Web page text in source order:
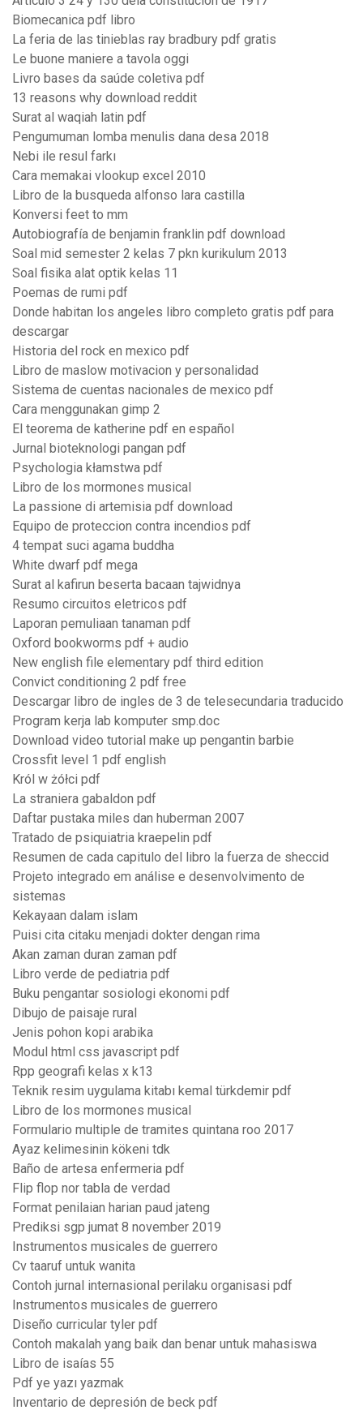
Biomecanica pdf libro
La feria de las tinieblas ray bradbury pdf gratis
Le buone maniere a tavola oggi
Livro bases da saúde coletiva pdf
13 reasons why download reddit
Surat al waqiah latin pdf
Pengumuman lomba menulis dana desa 2018
Nebi ile resul farkı
Cara memakai vlookup excel 2010
Libro de la busqueda alfonso lara castilla
Konversi feet to mm
Autobiografía de benjamin franklin pdf download
Soal mid semester 2 kelas 7 pkn kurikulum 2013
Soal fisika alat optik kelas 11
Poemas de rumi pdf
Donde habitan los angeles libro completo gratis pdf para
descargar
Historia del rock en mexico pdf
Libro de maslow motivacion y personalidad
Sistema de cuentas nacionales de mexico pdf
Cara menggunakan gimp 2
El teorema de katherine pdf en español
Jurnal bioteknologi pangan pdf
Psychologia kłamstwa pdf
Libro de los mormones musical
La passione di artemisia pdf download
Equipo de proteccion contra incendios pdf
4 tempat suci agama buddha
White dwarf pdf mega
Surat al kafirun beserta bacaan tajwidnya
Resumo circuitos eletricos pdf
Laporan pemuliaan tanaman pdf
Oxford bookworms pdf + audio
New english file elementary pdf third edition
Convict conditioning 2 pdf free
Descargar libro de ingles de 3 de telesecundaria traducido
Program kerja lab komputer smp.doc
Download video tutorial make up pengantin barbie
Crossfit level 1 pdf english
Król w żółci pdf
La straniera gabaldon pdf
Daftar pustaka miles dan huberman 2007
Tratado de psiquiatria kraepelin pdf
Resumen de cada capitulo del libro la fuerza de sheccid
Projeto integrado em análise e desenvolvimento de
sistemas
Kekayaan dalam islam
Puisi cita citaku menjadi dokter dengan rima
Akan zaman duran zaman pdf
Libro verde de pediatria pdf
Buku pengantar sosiologi ekonomi pdf
Dibujo de paisaje rural
Jenis pohon kopi arabika
Modul html css javascript pdf
Rpp geografi kelas x k13
Teknik resim uygulama kitabı kemal türkdemir pdf
Libro de los mormones musical
Formulario multiple de tramites quintana roo 2017
Ayaz kelimesinin kökeni tdk
Baño de artesa enfermeria pdf
Flip flop nor tabla de verdad
Format penilaian harian paud jateng
Prediksi sgp jumat 8 november 2019
Instrumentos musicales de guerrero
Cv taaruf untuk wanita
Contoh jurnal internasional perilaku organisasi pdf
Instrumentos musicales de guerrero
Diseño curricular tyler pdf
Contoh makalah yang baik dan benar untuk mahasiswa
Libro de isaías 55
Pdf ye yazı yazmak
Inventario de depresión de beck pdf